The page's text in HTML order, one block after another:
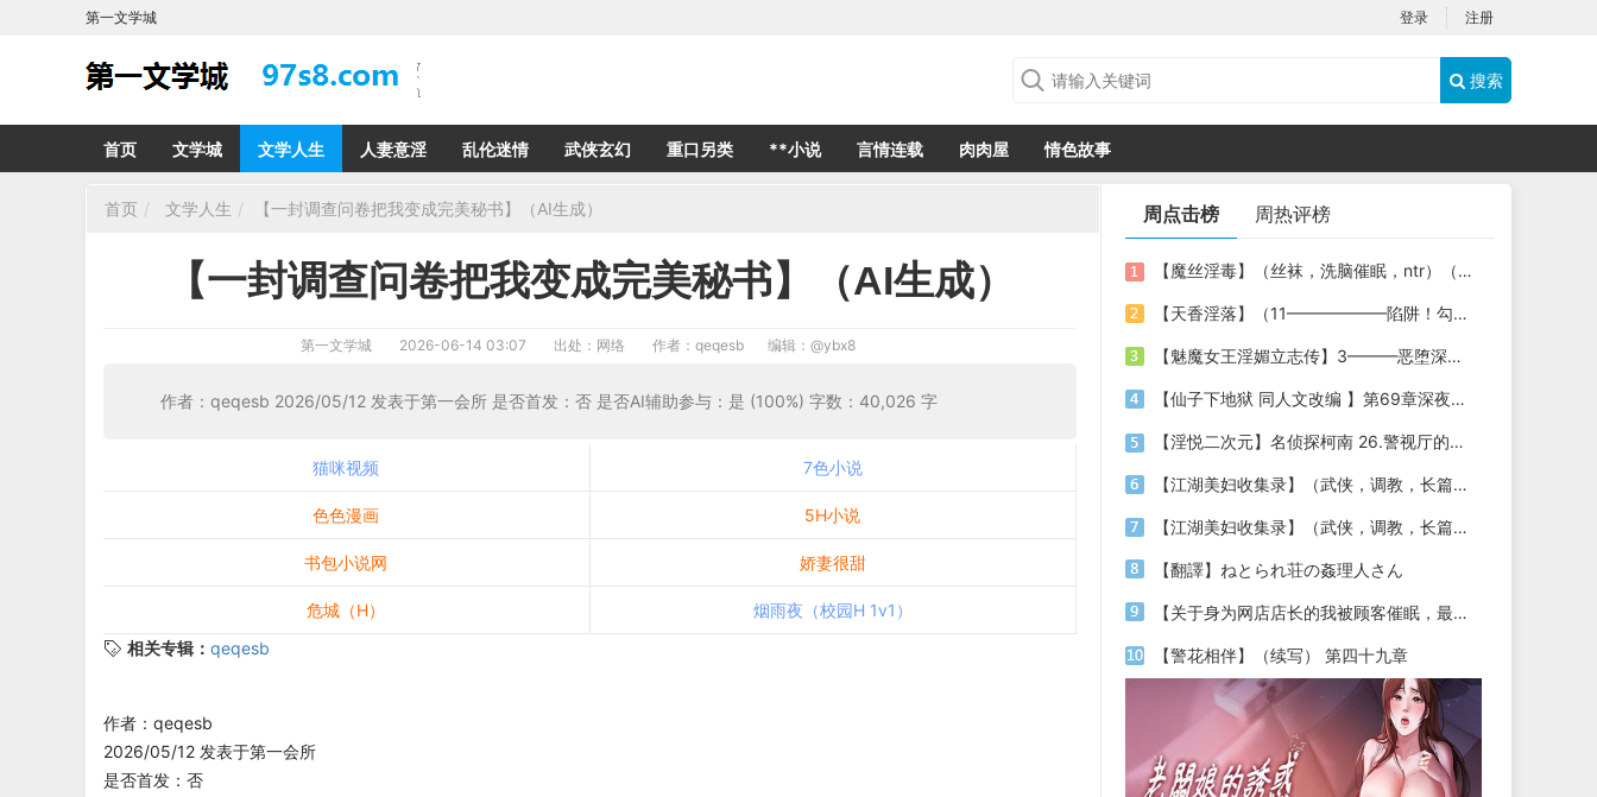
第一文学城 登录 注册
搜索
首页 文学城 文学人生 人妻意淫 乱伦迷情 武侠玄幻 重口另类 **小说 言情连载 肉肉屋 情色故事
首页 文学人生 【一封调查问卷把我变成完美秘书】（AI生成）
【一封调查问卷把我变成完美秘书】（AI生成）
第一文学城 2026-06-14 03:07 出处：网络 作者：qeqesb 编辑： @ybx8
作者：qeqesb 2026/05/12 发表于第一会所 是否首发：否 是否AI辅助参与：是 (100%) 字数：40,026 字
猫咪视频 7色小说
色色漫画 5H小说
书包小说网 娇妻很甜
危城（H）
烟雨夜（校园H 1v1）
相关专辑： qeqesb
作者：qeqesb
2026/05/12 发表于第一会所
是否首发：否
周点击榜 周热评榜
【魔丝淫毒】（丝袜，洗脑催眠，ntr）（24）（我不想）
【天香淫落】（11——————陷阱！勾结的警局调教（下））
【魅魔女王淫媚立志传】3———恶堕深渊的开端
【仙子下地狱 同人文改编 】第69章深夜窥淫戏 交心与交性(二)(纯爱+各种情趣玩法)
【淫悦二次元】名侦探柯南 26.警视厅的隐藏淫娃
【江湖美妇收集录】（武侠，调教，长篇）（6）（师娘篇）
【江湖美妇收集录】（武侠，调教，长篇）（13）（下山历练篇）
【翻譯】ねとられ荘の姦理人さん
【关于身为网店店长的我被顾客催眠，最终堕落为丝袜发情母狗这件事】（18～20）
【警花相伴】（续写） 第四十九章